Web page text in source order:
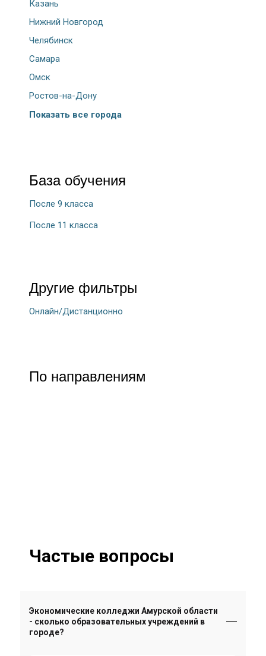
Казань
Нижний Новгород
Челябинск
Самара
Омск
Ростов-на-Дону
Показать все города
База обучения
После 9 класса
После 11 класса
Другие фильтры
Онлайн/Дистанционно
По направлениям
Частые вопросы
Экономические колледжи Амурской области
- сколько образовательных учреждений в
городе?